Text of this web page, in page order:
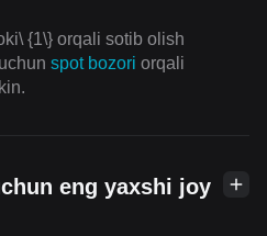
{1\} orqali sotib olish
spot bozori orqali
eng yaxshi joy